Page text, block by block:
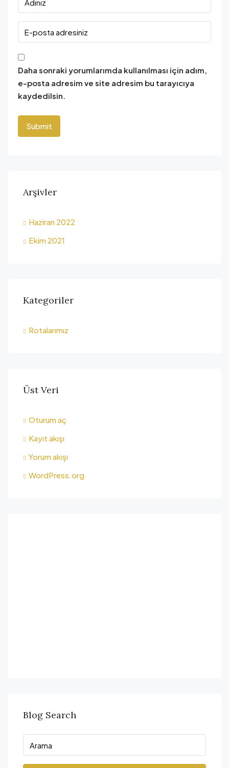
Daha sonraki yorumlarımda kullanılması için adım,
e-posta adresim ve site adresim bu tarayıcıya
kaydedilsin.
Arşivler
Haziran 2022
Ekim 2021
Kategoriler
Rotalarımız
Üst Veri
Oturum aç
Kayıt akışı
Yorum akışı
WordPress.org
Blog Search